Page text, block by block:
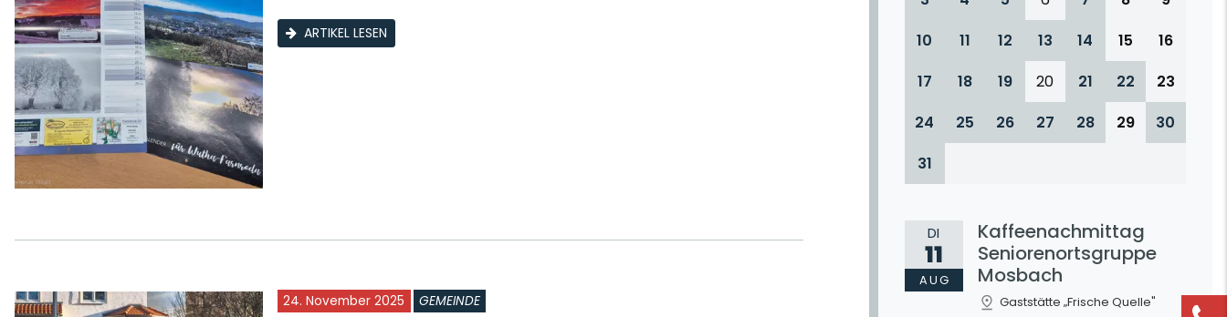
ARTIKEL LESEN
24. November 2025 GEMEINDE
10
11 12 13 14 15
16
17
18 19 20 21 22
23
24
25 26 27 28 29
30
31
DI
11
AUG
Kaffeenachmittag
Seniorenortsgruppe
Mosbach
Gaststätte „Frische Quelle"